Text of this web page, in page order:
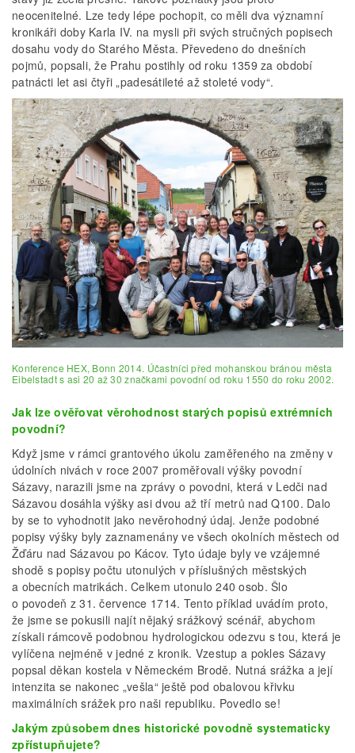
neocenitelné. Lze tedy lépe pochopit, co měli dva významní
kronikáři doby Karla IV. na mysli při svých stručných popisech
dosahu vody do Starého Města. Převedeno do dnešních
pojmů, popsali, že Prahu postihly od roku 1359 za období
patnácti let asi čtyři „padesátileté až stoleté vody“.
Konference HEX, Bonn 2014. Účastníci před mohanskou bránou města
Eibelstadt s asi 20 až 30 značkami povodní od roku 1550 do roku 2002.
Jak lze ověřovat věrohodnost starých popisů extrémních
povodní?
Když jsme v rámci grantového úkolu zaměřeného na změny v
údolních nivách v roce 2007 proměřovali výšky povodní
Sázavy, narazili jsme na zprávy o povodni, která v Ledči nad
Sázavou dosáhla výšky asi dvou až tří metrů nad Q100. Dalo
by se to vyhodnotit jako nevěrohodný údaj. Jenže podobné
popisy výšky byly zaznamenány ve všech okolních městech od
Žďáru nad Sázavou po Kácov. Tyto údaje byly ve vzájemné
shodě s popisy počtu utonulých v příslušných městských
a obecních matrikách. Celkem utonulo 240 osob. Šlo
o povodeň z 31. července 1714. Tento příklad uvádím proto,
že jsme se pokusili najít nějaký srážkový scénář, abychom
získali rámcově podobnou hydrologickou odezvu s tou, která je
vylíčena nejméně v jedné z kronik. Vzestup a pokles Sázavy
popsal děkan kostela v Německém Brodě. Nutná srážka a její
intenzita se nakonec „vešla“ ještě pod obalovou křivku
maximálních srážek pro naši republiku. Povedlo se!
Jakým způsobem dnes historické povodně systematicky
zpřístupňujete?